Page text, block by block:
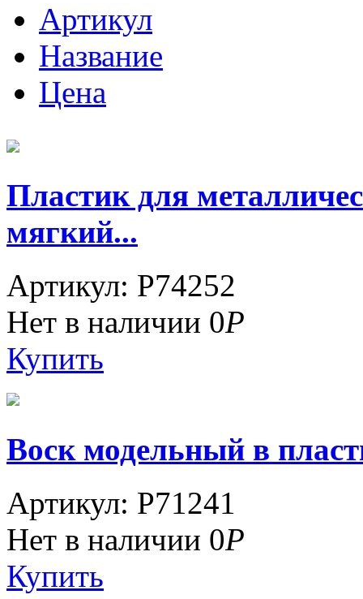
Артикул
Название
Цена
Пластик для
мягкий...
Артикул: P74252
Нет в наличии 0Р
Купить
Воск модельный в
Артикул: P71241
Нет в наличии 0Р
Купить